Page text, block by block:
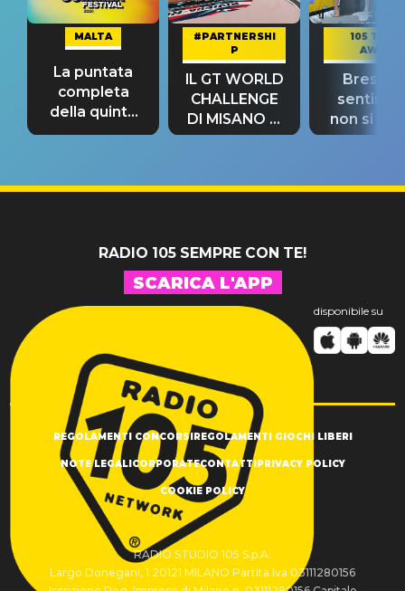
MALTA
La puntata
completa
della quinta
tappa
#PARTNERSHI
P
IL GT WORLD
CHALLENGE
DI MISANO si
riconferma
105 TAKE
AWAY
Bresh:
non si
fino alla
RADIO 105 SEMPRE CON TE!
SCARICA L'APP
disponibile su
REGOLAMENTI CONCORSI REGOLAMENTI GIOCHI LIBERI
NOTE LEGALI CORPORATECONTATTI PRIVACY POLICY
COOKIE POLICY
RADIO STUDIO 105 S.p.A.
Largo Donegani, 1 20121 MILANO Partita Iva 03111280156